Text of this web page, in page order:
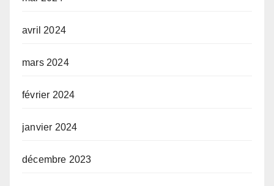
avril 2024
mars 2024
février 2024
janvier 2024
décembre 2023